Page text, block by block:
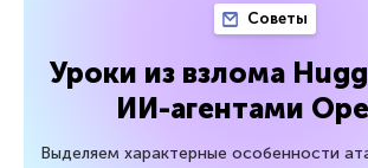
Советы
Уроки из взлома
ИИ-агентами
Выделяем характерные особенности